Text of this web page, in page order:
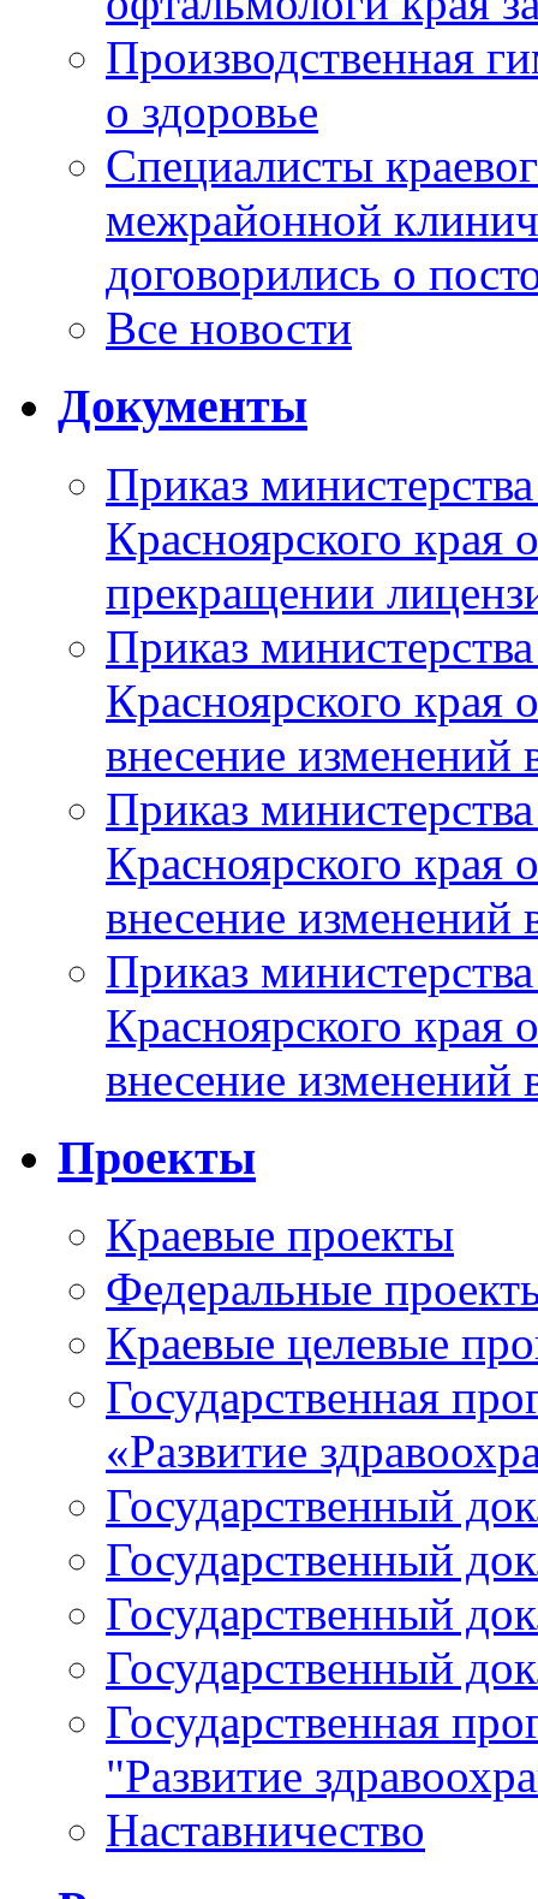
Производственная
о здоровье
Специалисты
межрайонной
договорились о
Все новости
Документы
Приказ
Красноярского
прекращении
Приказ
Красноярского
внесение изменений
Приказ
Красноярского
внесение изменений
Приказ
Красноярского
внесение изменений
Проекты
Краевые проекты
Федеральные
Краевые целевые
Государственная
«Развитие
Государственный
Государственный
Государственный
Государственный
Государственная
"Развитие
Наставничество